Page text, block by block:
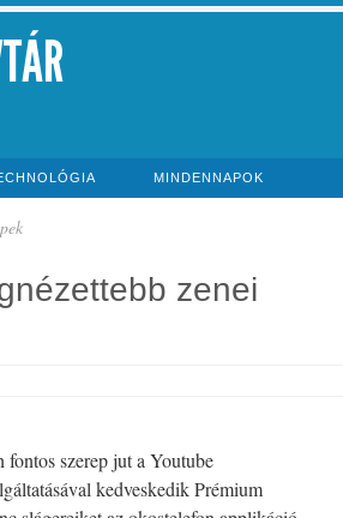
MINDENNAPOK
zenei
fontos szerep jut a Youtube
kedveskedik Prémium